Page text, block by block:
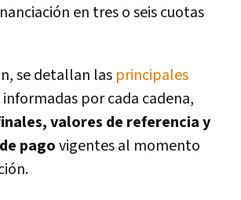
en tres o seis cuotas
se detallan las principales
informadas por cada cadena,
valores de referencia y
pagovigentes al momento